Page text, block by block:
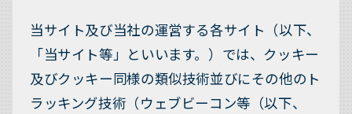
当サイト及び当社の運営する各サイト（以下、
「当サイト等」といいます。）では、クッキー
及びクッキー同様の類似技術並びにその他のト
ラッキング技術（ウェブビーコン等（以下、